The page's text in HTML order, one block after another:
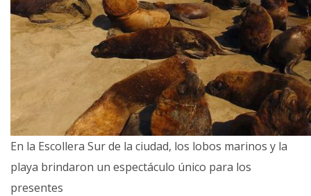
En la Escollera Sur de la ciudad, los lobos marinos y la
playa brindaron un espectáculo único para los
presentes